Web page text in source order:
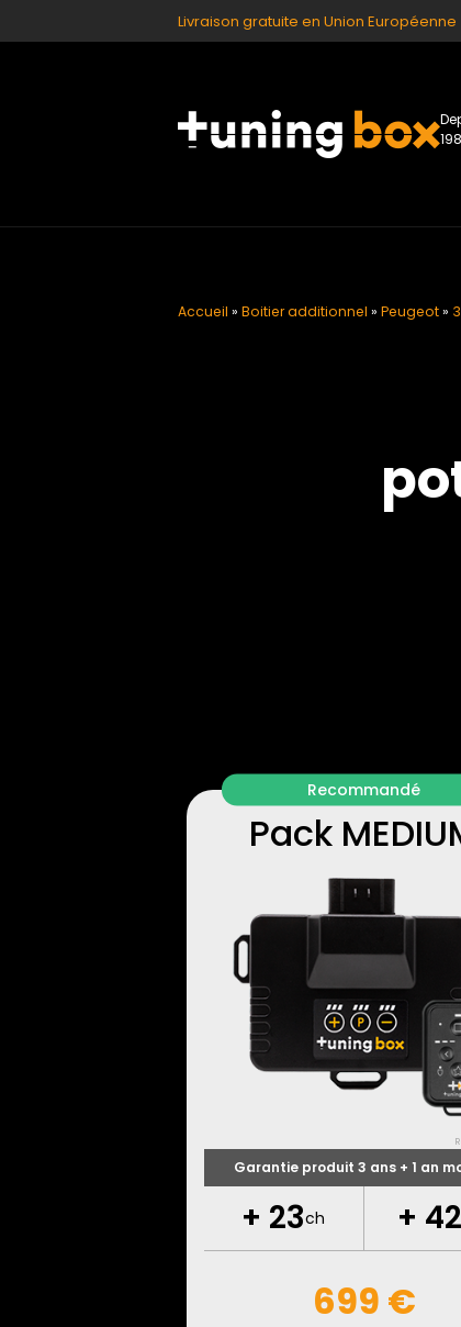
Livraison gratuite en Union Européenne
Accueil » Boitier additionnel » Peugeot»
Recommandé
Pack
Garantie produit 3 ans + 1 an
+ 23ch + 42
699 €